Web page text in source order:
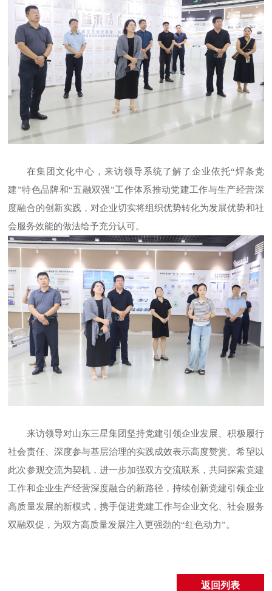
在集团文化中心，来访领导系统了解了企业依托“焊条党
建”特色品牌和“五融双强”工作体系推动党建工作与生产经营深
度融合的创新实践，对企业切实将组织优势转化为发展优势和社
会服务效能的做法给予充分认可。
来访领导对山东三星集团坚持党建引领企业发展、积极履行
社会责任、深度参与基层治理的实践成效表示高度赞赏。希望以
此次参观交流为契机，进一步加强双方交流联系，共同探索党建
工作和企业生产经营深度融合的新路径，持续创新党建引领企业
高质量发展的新模式，携手促进党建工作与企业文化、社会服务
双融双促，为双方高质量发展注入更强劲的“红色动力”。
返回列表